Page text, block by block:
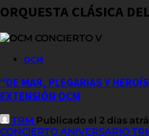
ORQUESTA CLÁSICA
OCM
“DE MAR, PLEGARIAS Y
EXTENSIÓN OCM
TRM Publicado el 2 días
CONCIERTO ANIVERSARIO